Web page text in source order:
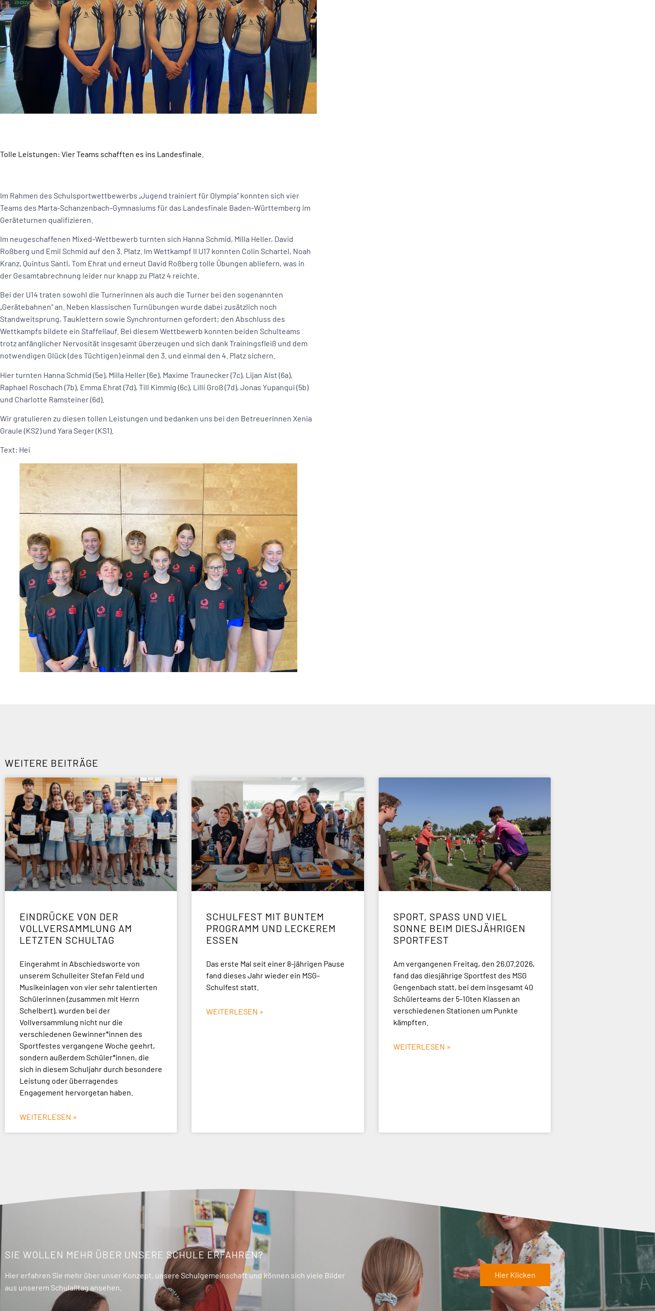
Tolle Leistungen: Vier Teams schafften es ins Landesfinale.
Im Rahmen des Schulsportwettbewerbs „Jugend trainiert für Olympia“ konnten sich vier
Teams des Marta-Schanzenbach-Gymnasiums für das Landesfinale Baden-Württemberg im
Geräteturnen qualifizieren.
Im neugeschaffenen Mixed-Wettbewerb turnten sich Hanna Schmid, Milla Heller, David
Roßberg und Emil Schmid auf den 3. Platz. Im Wettkampf II U17 konnten Colin Schartel, Noah
Kranz, Quintus Santl, Tom Ehrat und erneut David Roßberg tolle Übungen abliefern, was in
der Gesamtabrechnung leider nur knapp zu Platz 4 reichte.
Bei der U14 traten sowohl die Turnerinnen als auch die Turner bei den sogenannten
„Gerätebahnen“ an. Neben klassischen Turnübungen wurde dabei zusätzlich noch
Standweitsprung, Tauklettern sowie Synchronturnen gefordert; den Abschluss des
Wettkampfs bildete ein Staffellauf. Bei diesem Wettbewerb konnten beiden Schulteams
trotz anfänglicher Nervosität insgesamt überzeugen und sich dank Trainingsfleiß und dem
notwendigen Glück (des Tüchtigen) einmal den 3. und einmal den 4. Platz sichern.
Hier turnten Hanna Schmid (5e), Milla Heller (6e), Maxime Traunecker (7c), Lijan Alst (6a),
Raphael Roschach (7b), Emma Ehrat (7d), Till Kimmig (6c), Lilli Groß (7d), Jonas Yupanqui (5b)
und Charlotte Ramsteiner (6d).
Wir gratulieren zu diesen tollen Leistungen und bedanken uns bei den Betreuerinnen Xenia
Graule (KS2) und Yara Seger (KS1).
Text: Hei
WEITERE BEITRÄGE
EINDRÜCKE VON DER
VOLLVERSAMMLUNG AM
LETZTEN SCHULTAG
Eingerahmt in Abschiedsworte von
unserem Schulleiter Stefan Feld und
Musikeinlagen von vier sehr talentierten
Schülerinnen (zusammen mit Herrn
Schelbert), wurden bei der
Vollversammlung nicht nur die
verschiedenen Gewinner*innen des
Sportfestes vergangene Woche geehrt,
sondern außerdem Schüler*innen, die
sich in diesem Schuljahr durch besondere
Leistung oder überragendes
Engagement hervorgetan haben.
WEITERLESEN »
SCHULFEST MIT BUNTEM
PROGRAMM UND LECKEREM
ESSEN
Das erste Mal seit einer 8-jährigen Pause
fand dieses Jahr wieder ein MSG-
Schulfest statt.
WEITERLESEN »
SPORT, SPASS UND VIEL S
ONNE BEIM DIESJÄHRIGEN S
PORTFEST
Am vergangenen Freitag, den 26.07.2026,
fand das diesjährige Sportfest des MSG
Gengenbach statt, bei dem insgesamt 40
Schülerteams der 5-10ten Klassen an
verschiedenen Stationen um Punkte
kämpften.
WEITERLESEN »
SIE WOLLEN MEHR ÜBER UNSERE SCHULE ERFAHREN?
Hier erfahren Sie mehr über unser Konzept, unsere Schulgemeinschaft und können sich viele Bilder
aus unserem Schulalltag ansehen.
Hier Klicken